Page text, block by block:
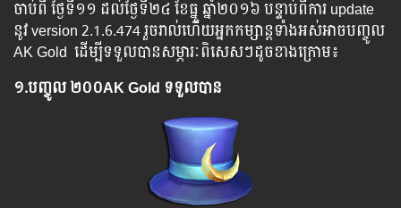
ចាប់ពី ​​ថ្ងៃ​ទី​១១ ​​ដល់​ថ្ងៃ​ទី២៤ ខែធ្នូ ​​ឆ្នាំ២០១៦ បន្ទាប់​​ពី​​ការ ​update ​
នូវ ​version 2.1.6.474 រួច​​រាល់​​ហើយ​​អ្នក​​កម្សាន្ដ​​ទាំង​​អស់​​អាច​​បញ្ចូល​
AK Gold ​​ ​ដើម្បី​​ទទួល​​បានសម្ភារៈ​ពិសេស​ៗ​ដូច​ខាង​ក្រោម៖
១.​បញ្ចូល ២០០AK Gold ទទួលបាន